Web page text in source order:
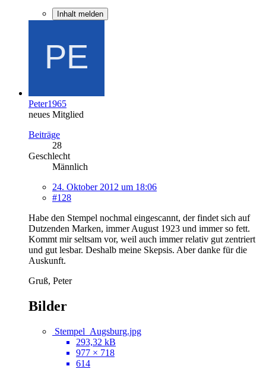
Inhalt melden
Peter1965
neues Mitglied
Beiträge
28
Geschlecht
Männlich
24. Oktober 2012 um 18:06
#128
Habe den Stempel nochmal eingescannt, der findet sich auf
Dutzenden Marken, immer August 1923 und immer so fett.
Kommt mir seltsam vor, weil auch immer relativ gut zentriert
und gut lesbar. Deshalb meine Skepsis. Aber danke für die
Auskunft.
Gruß, Peter
Bilder
Stempel_Augsburg.jpg
293,32 kB
977 × 718
614